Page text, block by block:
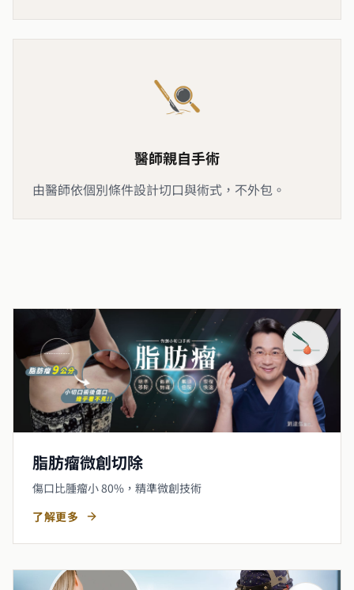
醫師親自手術
由醫師依個別條件設計切口與術式，不外包。
脂肪瘤微創切除
傷口比腫瘤小 80%，精準微創技術
了解更多